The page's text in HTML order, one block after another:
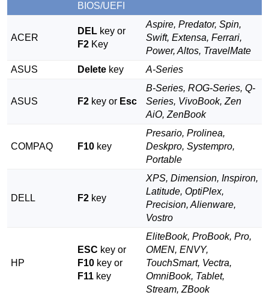
BIOS/UEFI
ACER
DEL key or
F2 Key
Aspire, Predator, Spin,
Swift, Extensa, Ferrari,
Power, Altos, TravelMate
ASUS
Delete key A-Series
ASUS F2 key or Esc
B-Series, ROG-Series, Q-
Series, VivoBook, Zen
AiO, ZenBook
COMPAQ F10 key
Presario, Prolinea,
Deskpro, Systempro,
Portable
DELL F2 key
XPS, Dimension, Inspiron,
Latitude, OptiPlex,
Precision, Alienware,
Vostro
HP
ESC key or
F10 key or
F11 key
EliteBook, ProBook, Pro,
OMEN, ENVY,
TouchSmart, Vectra,
OmniBook, Tablet,
Stream, ZBook